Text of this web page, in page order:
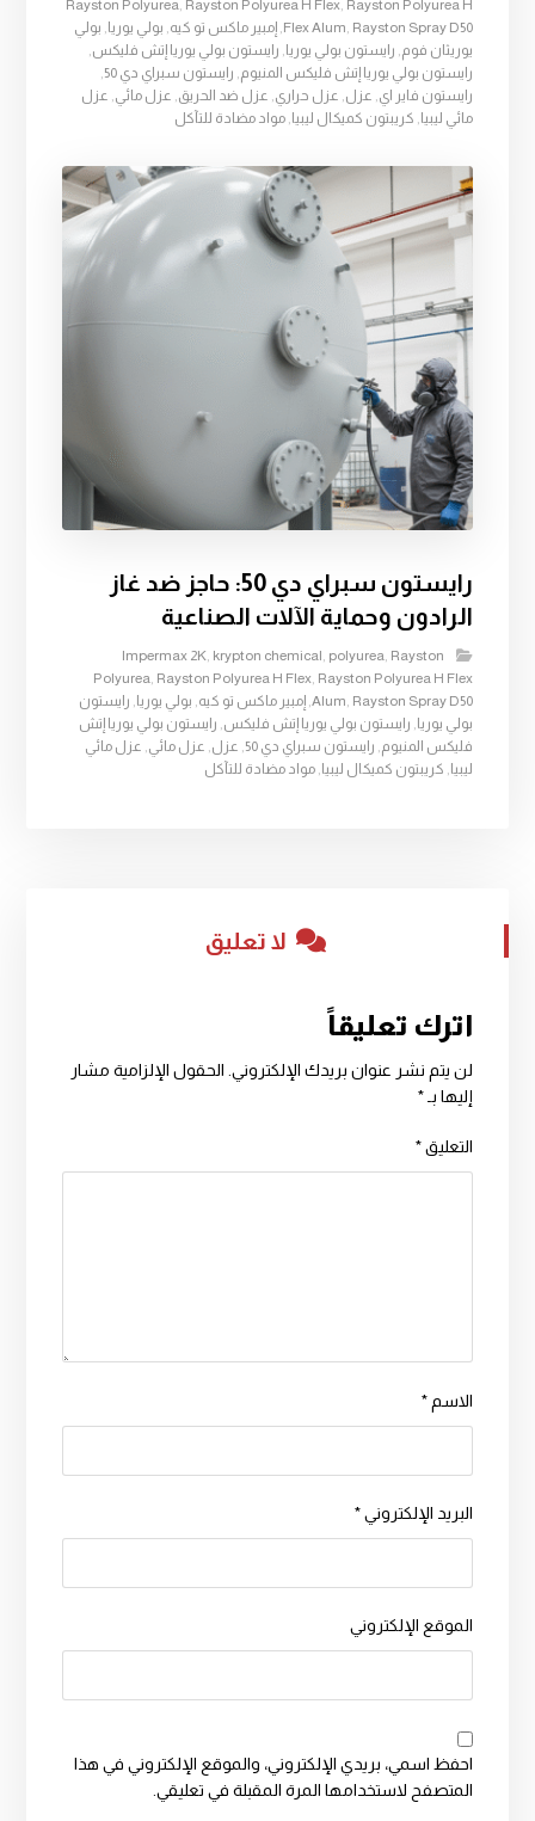
Rayston Polyurea, Rayston Polyurea H Flex, Rayston Polyurea H
Flex Alum, Rayston Spray D50
, إمبير ماكس تو كيه, بولي يوريا , بولي
يوريثان فوم, رايستون بولي يوريا , رايستون بولي يوريا إتش فليكس,
رايستون بولي يوريا إتش فليكس المنيوم, رايستون سبراي دي 50
,
رايستون فاير اي, عزل, عزل حراري, عزل ضد الحريق, عزل مائي, عزل
مائي ليبيا , كريبتون كميكال ليبيا ,مواد مضادة للتآكل
رايستون سبراي دي 50: حاجز ضد غاز
الرادون وحماية الآلات الصناعية
Impermax 2K, krypton chemical, polyurea, Rayston
Polyurea, Rayston Polyurea H Flex, Rayston Polyurea H Flex
Alum, Rayston Spray D50
, إمبير ماكس تو كيه, بولي يوريا , رايستون
بولي يوريا , رايستون بولي يوريا إتش فليكس, رايستون بولي يوريا إتش
فليكس المنيوم, رايستون سبراي دي 50 , عزل, عزل مائي, عزل مائي
ليبيا , كريبتون كميكال ليبيا ,مواد مضادة للتآكل
لا تعليق
اترك تعليقاً
لن يتم نشر عنوان بريدك الإلكتروني. الحقول الإلزامية مشار
إليها بـ*
التعليق*
الاسم*
البريد الإلكتروني*
الموقع الإلكتروني
احفظ اسمي، بريدي الإلكتروني، والموقع الإلكتروني في هذا
المتصفح لاستخدامها المرة المقبلة في تعليقي.